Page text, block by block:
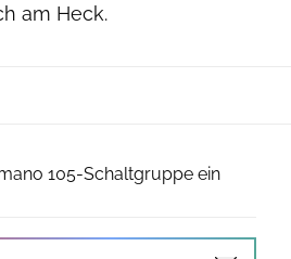
am Heck.
105-Schaltgruppe ein